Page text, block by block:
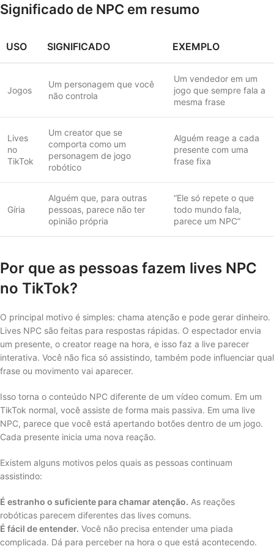
Significado de NPC em resumo
USO SIGNIFICADO EXEMPLO
Jogos
Um personagem que você
não controla
Um vendedor em um
jogo que sempre fala a
mesma frase
Lives
no
TikTok
Um creator que se
comporta como um
personagem de jogo
robótico
Alguém reage a cada
presente com uma
frase fixa
Gíria
Alguém que, para outras
pessoas, parece não ter
opinião própria
“Ele só repete o que
todo mundo fala,
parece um NPC”
Por que as pessoas fazem lives NPC
no TikTok?
O principal motivo é simples: chama atenção e pode gerar dinheiro.
Lives NPC são feitas para respostas rápidas. O espectador envia
um presente, o creator reage na hora, e isso faz a live parecer
interativa. Você não fica só assistindo, também pode influenciar qual
frase ou movimento vai aparecer.
Isso torna o conteúdo NPC diferente de um vídeo comum. Em um
TikTok normal, você assiste de forma mais passiva. Em uma live
NPC, parece que você está apertando botões dentro de um jogo.
Cada presente inicia uma nova reação.
Existem alguns motivos pelos quais as pessoas continuam
assistindo:
É estranho o suficiente para chamar atenção. As reações
robóticas parecem diferentes das lives comuns.
É fácil de entender. Você não precisa entender uma piada
complicada. Dá para perceber na hora o que está acontecendo.